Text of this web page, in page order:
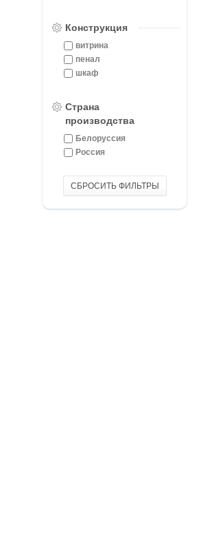
Конструкция
витрина
пенал
шкаф
Страна
производства
Белоруссия
Россия
СБРОСИТЬ ФИЛЬТРЫ